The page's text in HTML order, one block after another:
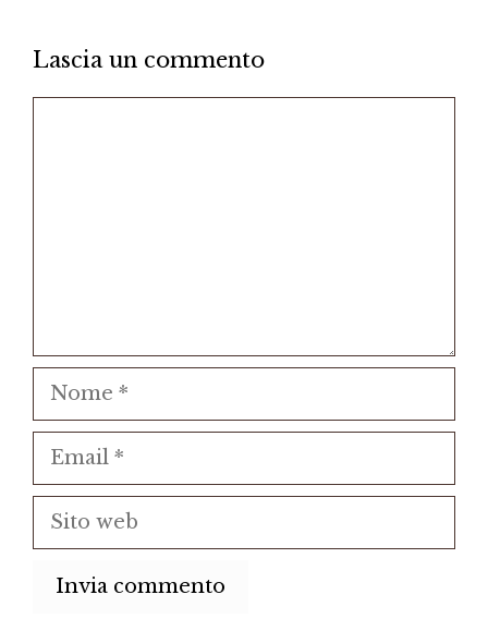
Lascia un commento
Nome
Email
Sito
web